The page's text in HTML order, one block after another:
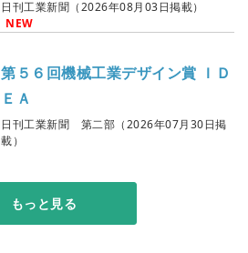
日刊工業新聞（2026年08月03日掲載）
NEW
第５６回機械工業デザイン賞 ＩＤ
ＥＡ
日刊工業新聞 第二部（2026年07月30日掲
載）
もっと見る